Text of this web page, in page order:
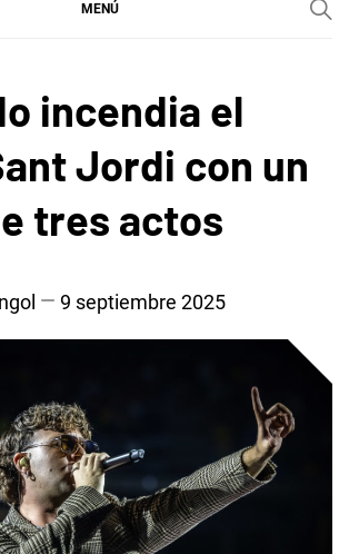
MENÚ
incendia el
Jordi con un
tres actos
9 septiembre 2025